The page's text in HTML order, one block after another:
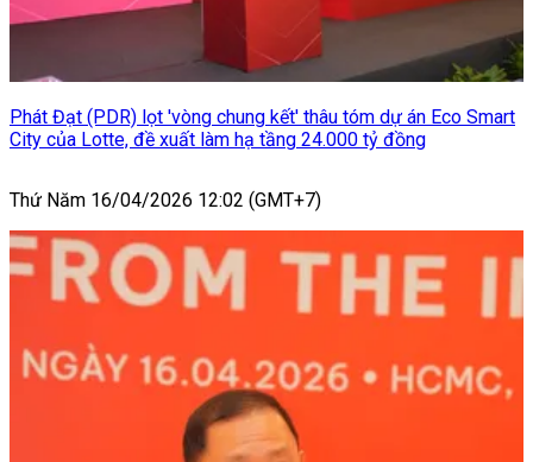
Phát Đạt (PDR) lọt 'vòng chung kết' thâu tóm dự án Eco Smart
City của Lotte, đề xuất làm hạ tầng 24.000 tỷ đồng
Thứ Năm 16/04/2026 12:02 (GMT+7)